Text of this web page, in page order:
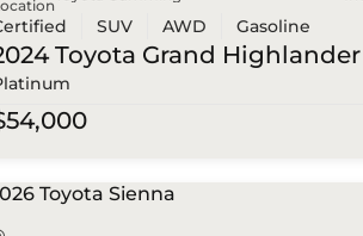
SUV AWD Gasoline
Toyota Grand Highlander